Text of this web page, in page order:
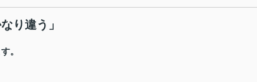
り違う」
。